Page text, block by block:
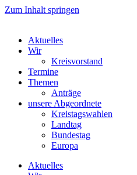
Zum Inhalt springen
Aktuelles
Wir
Kreisvorstand
Termine
Themen
Anträge
unsere Abgeordnete
Kreistagswahlen
Landtag
Bundestag
Europa
Aktuelles